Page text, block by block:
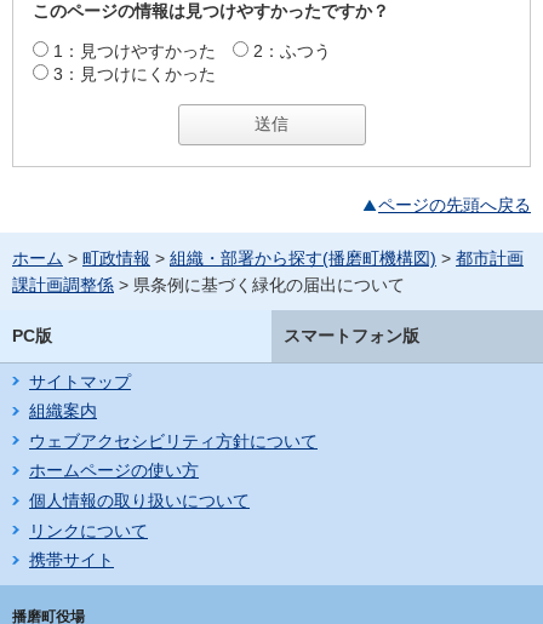
このページの情報は見つけやすかったですか？
1：見つけやすかった
2：ふつう
3：見つけにくかった
ページの先頭へ戻る
ホーム > 町政情報 > 組織・部署から探す(播磨町機構図) > 都市計画
課計画調整係 > 県条例に基づく緑化の届出について
PC版 スマートフォン版
サイトマップ
組織案内
ウェブアクセシビリティ方針について
ホームページの使い方
個人情報の取り扱いについて
リンクについて
携帯サイト
播磨町役場